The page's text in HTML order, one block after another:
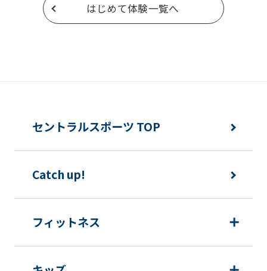
はじめて体験一覧へ
Automatic
セントラルスポーツ TOP
Catch up!
フィットネス